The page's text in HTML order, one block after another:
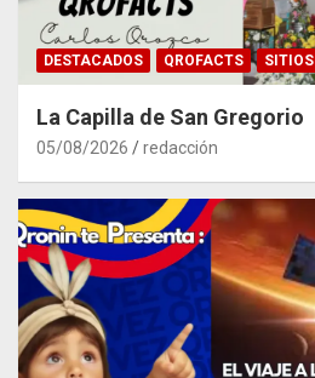
DESTACADOS QROFACTS SITIOS
La Capilla de San Gregorio
05/08/2026 redacción